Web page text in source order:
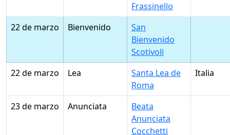
Frassinello
22 de marzo
Bienvenido
San
Bienvenido
Scotivoli
22 de marzo
Lea
Santa Lea de
Roma
Italia
23 de marzo Anunciata
Beata
Anunciata
Cocchetti